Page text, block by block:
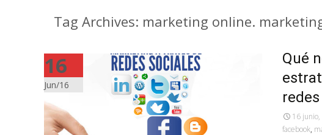
Tag Archives: marketing online.
16
Jun/16
Qué
16
facebook,